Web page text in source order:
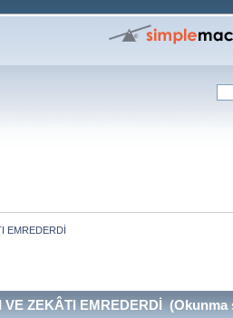
EMREDERDİ
ZEKÂTI EMREDERDİ (Okunma